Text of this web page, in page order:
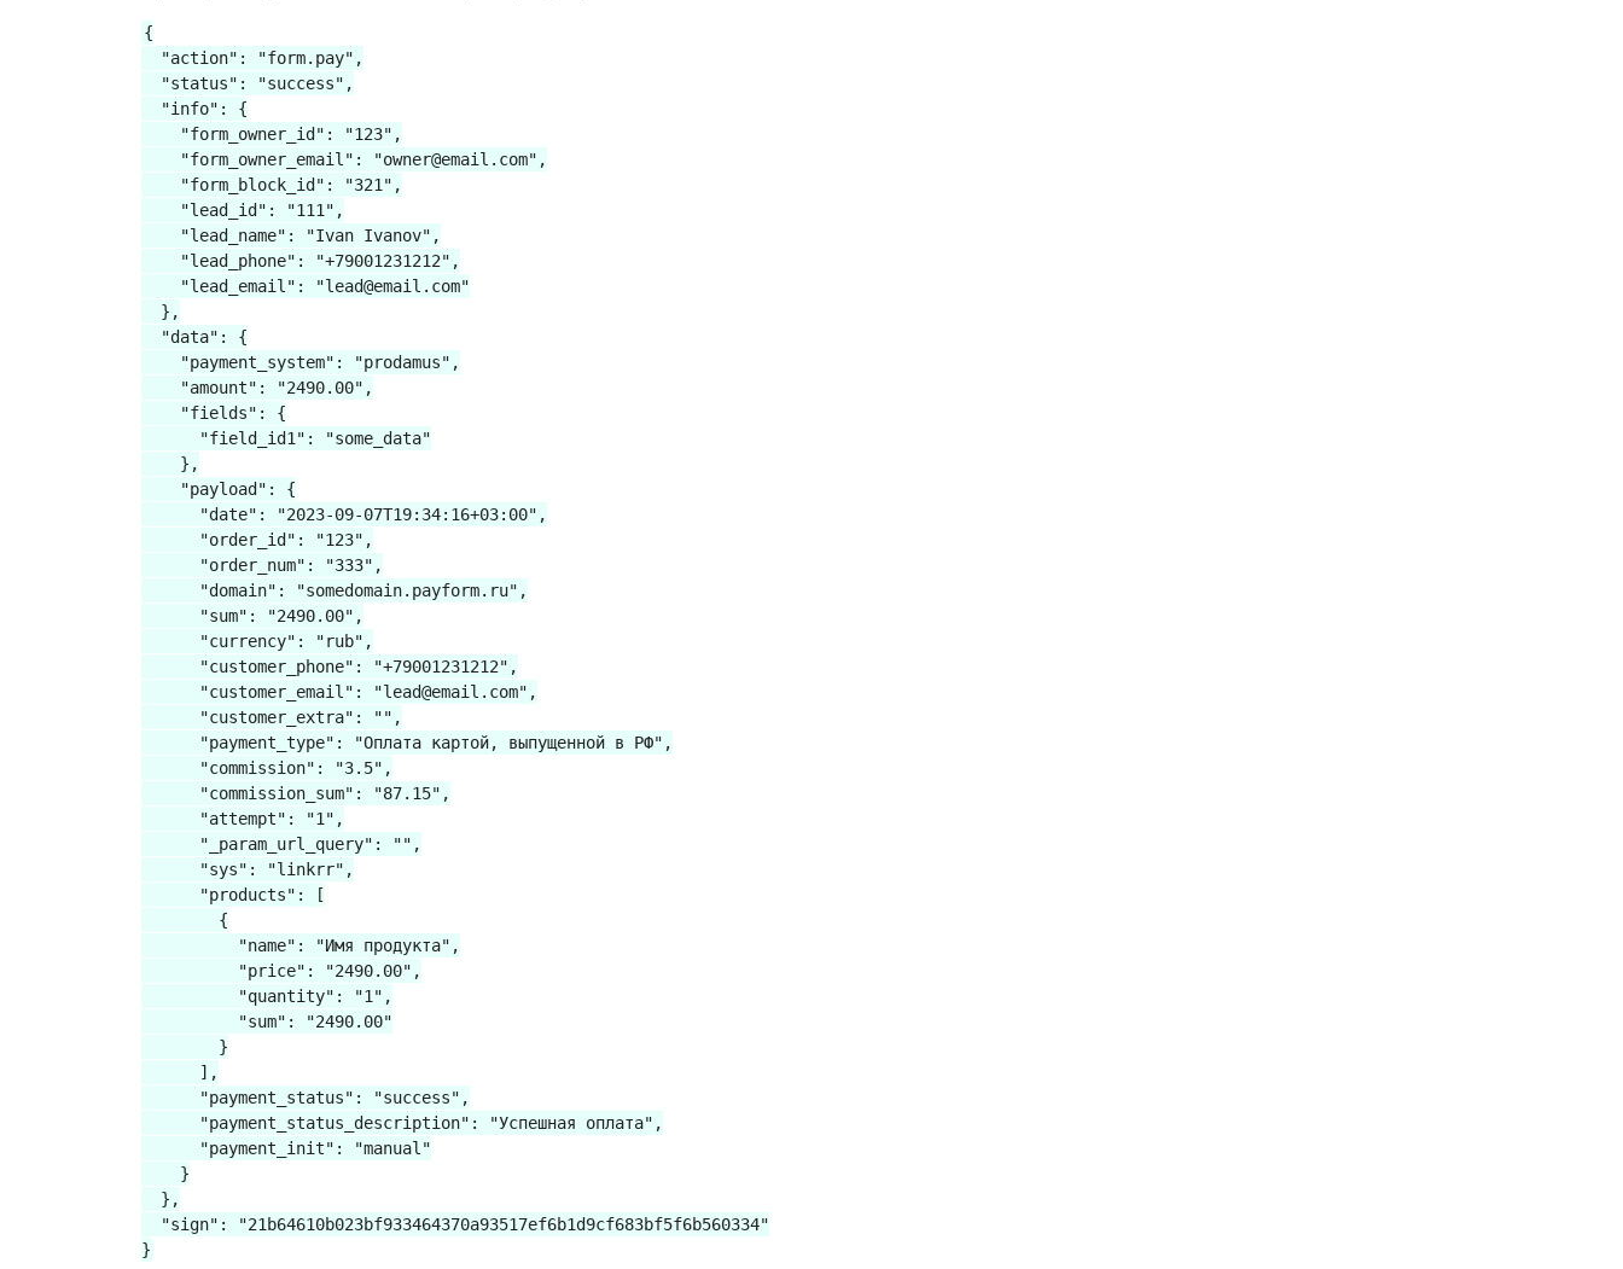
{
  "action": "form.pay",
  "status": "success",
  "info": {
    "form_owner_id": "123",
    "form_owner_email": "owner@email.com",
    "form_block_id": "321",
    "lead_id": "111",
    "lead_name": "Ivan Ivanov",
    "lead_phone": "+79001231212",
    "lead_email": "lead@email.com"
  },
  "data": {
    "payment_system": "prodamus",
    "amount": "2490.00",
    "fields": {
      "field_id1": "some_data"
    },
    "payload": {
      "date": "2023-09-07T19:34:16+03:00",
      "order_id": "123",
      "order_num": "333",
      "domain": "somedomain.payform.ru",
      "sum": "2490.00",
      "currency": "rub",
      "customer_phone": "+79001231212",
      "customer_email": "lead@email.com",
      "customer_extra": "",
      "payment_type": "Оплата картой, выпущенной в РФ",
      "commission": "3.5",
      "commission_sum": "87.15",
      "attempt": "1",
      "_param_url_query": "",
      "sys": "linkrr",
      "products": [
        {
          "name": "Имя продукта",
          "price": "2490.00",
          "quantity": "1",
          "sum": "2490.00"
        }
      ],
      "payment_status": "success",
      "payment_status_description": "Успешная оплата",
      "payment_init": "manual"
    }
  },
  "sign": "21b64610b023bf933464370a93517ef6b1d9cf683bf5f6b560334"
}